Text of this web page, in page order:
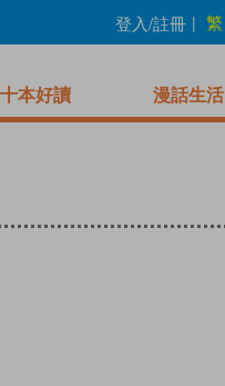
登入/註冊 | 繁
十本好讀 漫話生活